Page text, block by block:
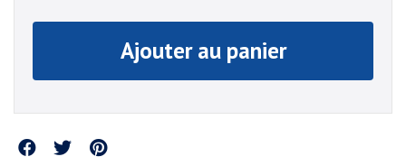
Ajouter au panier
Partager